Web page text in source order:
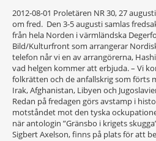
2012-08-01 Proletären NR 30, 27
om fred. Den 3-5 augusti samlas
från hela Norden i värmländska
Bild/Kulturfront som arrangerar
telefon når vi en av arrangörerna,
vad helgen kommer att erbjuda. – Vi
folkrätten och de anfallskrig som förts
Irak, Afghanistan, Libyen och
Redan på fredagen görs avstamp i
motståndet mot den tyska
när antologin ”Gränsbo i krigets
Sigbert Axelson, finns på plats för att